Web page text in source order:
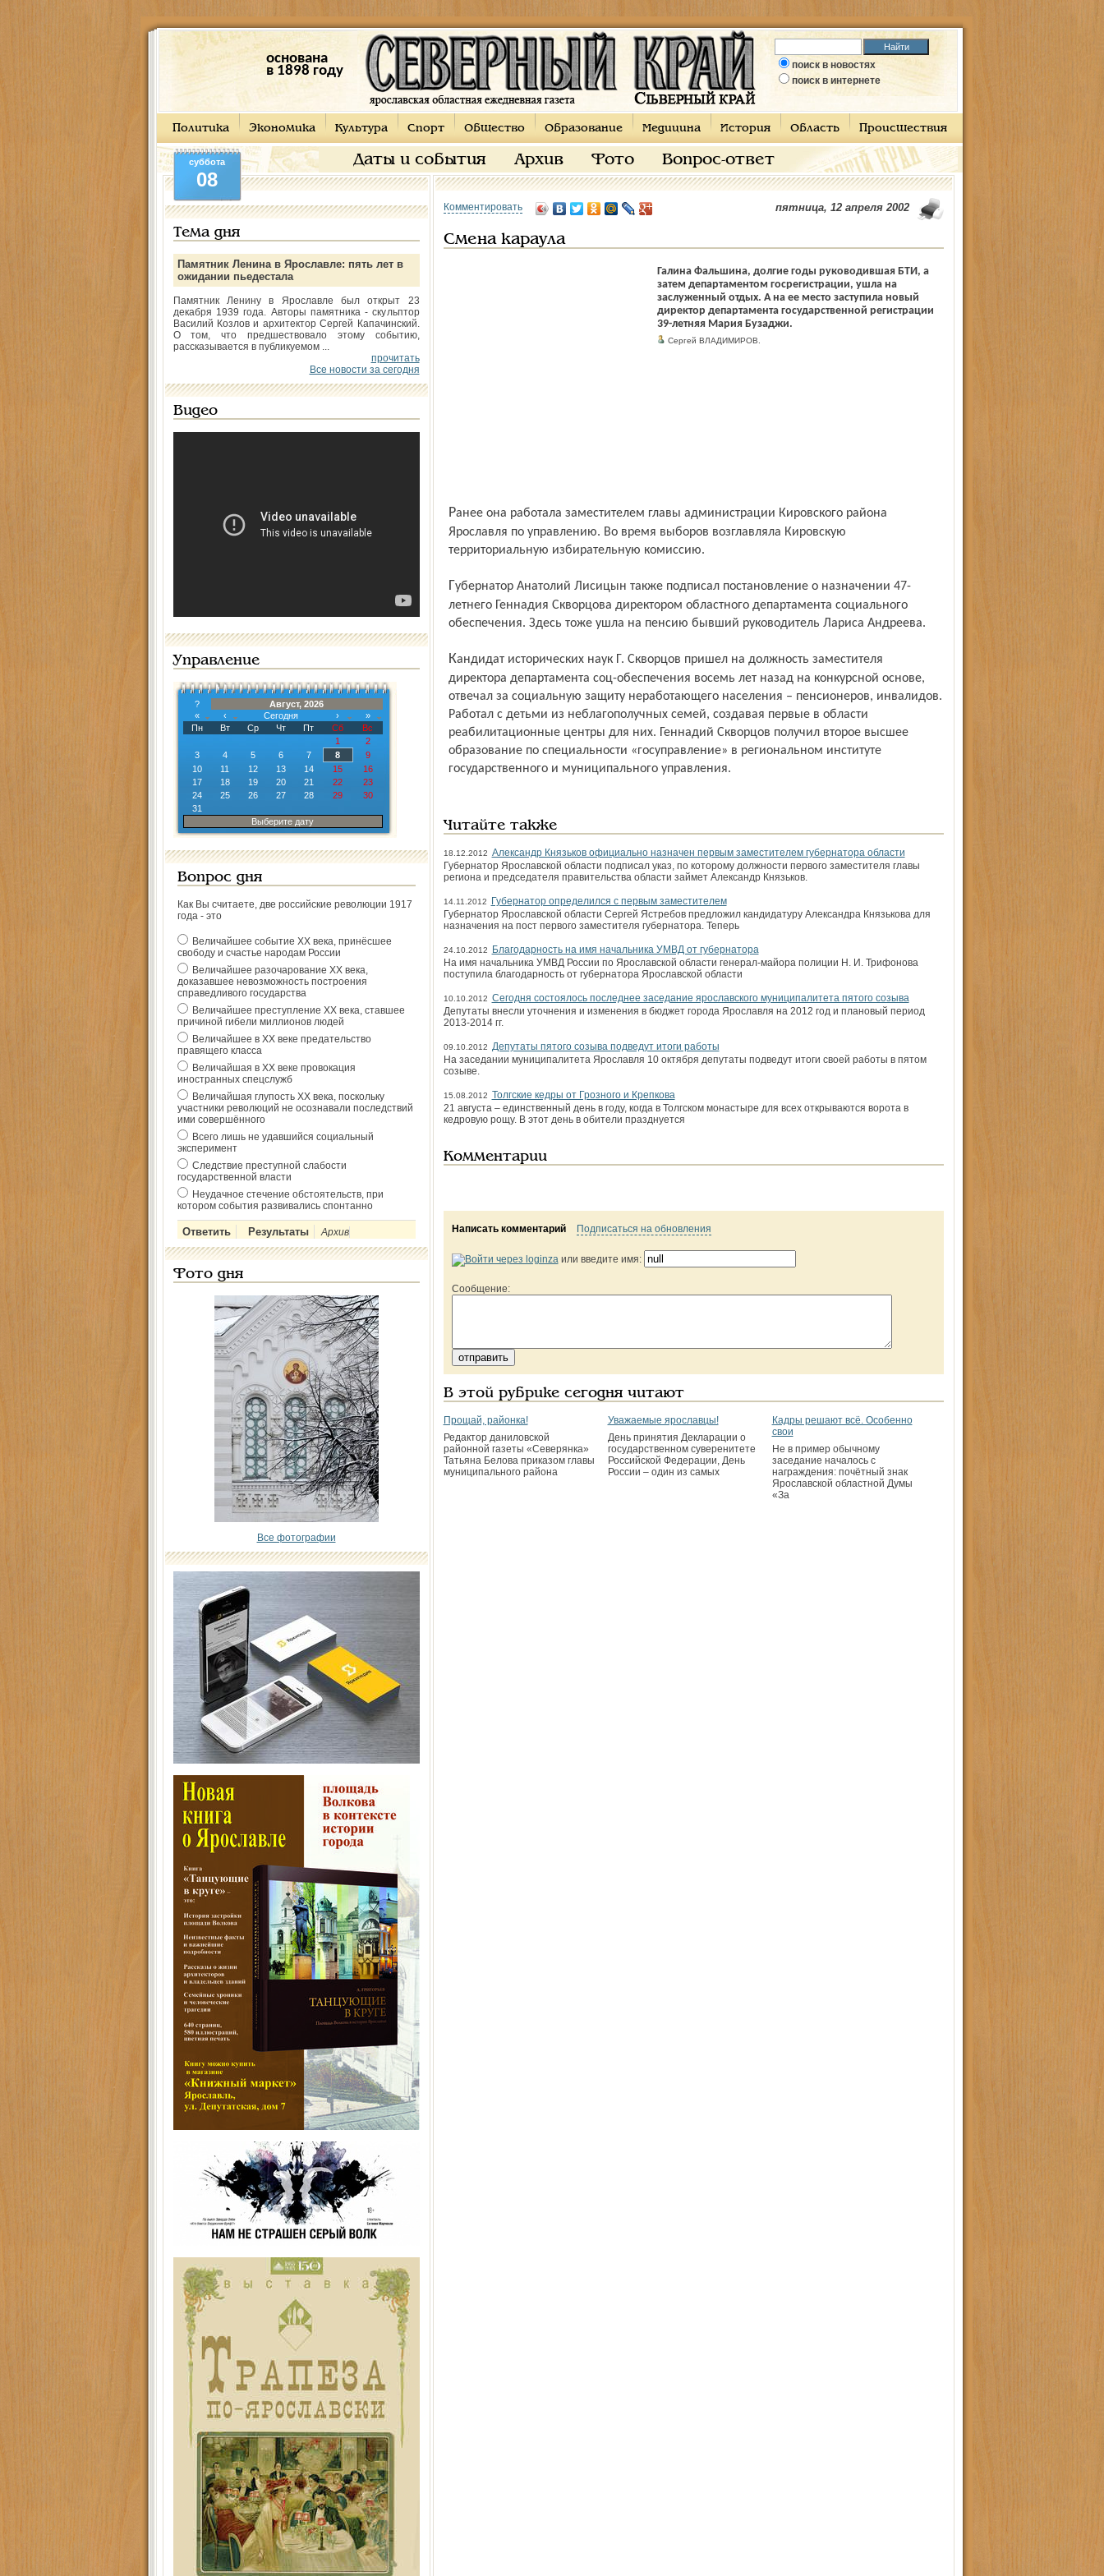
основана
в 1898 году
поиск в новостях
поиск в интернете
Политика Экономика Культура Спорт Общество Образование Медицина История Область Происшествия
Даты и события Архив Фото Вопрос-ответ
суббота
08
Тема дня
Памятник Ленина в Ярославле: пять лет в
ожидании пьедестала
Памятник Ленину в Ярославле был открыт 23
декабря 1939 года. Авторы памятника - скульптор
Василий Козлов и архитектор Сергей Капачинский.
О том, что предшествовало этому событию,
рассказывается в публикуемом ...
прочитать
Все новости за сегодня
Видео
Управление
?
Август, 2026
«
‹ Сегодня ›
»
Пн
Вт Ср Чт Пт Сб
Вс
1
2
3
4 5 6 7 8
9
10
11 12 13 14 15
16
17
18 19 20 21 22
23
24
25 26 27 28 29
30
31
Выберите дату
Вопрос дня
Как Вы считаете, две российские революции 1917
года - это
Величайшее событие ХХ века, принёсшее
свободу и счастье народам России
Величайшее разочарование ХХ века,
доказавшее невозможность построения
справедливого государства
Величайшее преступление ХХ века, ставшее
причиной гибели миллионов людей
Величайшее в ХХ веке предательство
правящего класса
Величайшая в ХХ веке провокация
иностранных спецслужб
Величайшая глупость ХХ века, поскольку
участники революций не осознавали последствий
ими совершённого
Всего лишь не удавшийся социальный
эксперимент
Следствие преступной слабости
государственной власти
Неудачное стечение обстоятельств, при
котором события развивались спонтанно
Архив
Фото дня
Все фотографии
Комментировать пятница, 12 апреля 2002
Смена караула
Галина Фальшина, долгие годы руководившая БТИ, а
затем департаментом госрегистрации, ушла на
заслуженный отдых. А на ее место заступила новый
директор департамента государственной регистрации
39-летняя Мария Бузаджи.
Сергей ВЛАДИМИРОВ.
Ранее она работала заместителем главы администрации Кировского района
Ярославля по управлению. Во время выборов возглавляла Кировскую
территориальную избирательную комиссию.
Губернатор Анатолий Лисицын также подписал постановление о назначении 47-
летнего Геннадия Скворцова директором областного департамента социального
обеспечения. Здесь тоже ушла на пенсию бывший руководитель Лариса Андреева.
Кандидат исторических наук Г. Скворцов пришел на должность заместителя
директора департамента соц-обеспечения восемь лет назад на конкурсной основе,
отвечал за социальную защиту неработающего населения – пенсионеров, инвалидов.
Работал с детьми из неблагополучных семей, создавая первые в области
реабилитационные центры для них. Геннадий Скворцов получил второе высшее
образование по специальности «госуправление» в региональном институте
государственного и муниципального управления.
Читайте также
18.12.2012 Александр Князьков официально назначен первым заместителем губернатора области
Губернатор Ярославской области подписал указ, по которому должности первого заместителя главы
региона и председателя правительства области займет Александр Князьков.
14.11.2012
Губернатор определился с первым заместителем
Губернатор Ярославской области Сергей Ястребов предложил кандидатуру Александра Князькова для
назначения на пост первого заместителя губернатора. Теперь
24.10.2012
Благодарность на имя начальника УМВД от губернатора
На имя начальника УМВД России по Ярославской области генерал-майора полиции Н. И. Трифонова
поступила благодарность от губернатора Ярославской области
10.10.2012 Сегодня состоялось последнее заседание ярославского муниципалитета пятого созыва
Депутаты внесли уточнения и изменения в бюджет города Ярославля на 2012 год и плановый период
2013-2014 гг.
09.10.2012 Депутаты пятого созыва подведут итоги работы
На заседании муниципалитета Ярославля 10 октября депутаты подведут итоги своей работы в пятом
созыве.
15.08.2012 Толгские кедры от Грозного и Крепкова
21 августа – единственный день в году, когда в Толгском монастыре для всех открываются ворота в
кедровую рощу. В этот день в обители празднуется
Комментарии
Написать комментарий Подписаться на обновления
или введите имя:
Сообщение:
В этой рубрике сегодня читают
Прощай, районка!
Редактор даниловской
районной газеты «Северянка»
Татьяна Белова приказом главы
муниципального района
Уважаемые ярославцы!
День принятия Декларации о
государственном суверенитете
Российской Федерации, День
России – один из самых
Кадры решают всё. Особенно
свои
Не в пример обычному
заседание началось с
награждения: почётный знак
Ярославской областной Думы
«За